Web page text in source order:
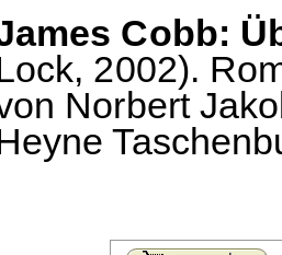
Cobb:
2002).
Norbert